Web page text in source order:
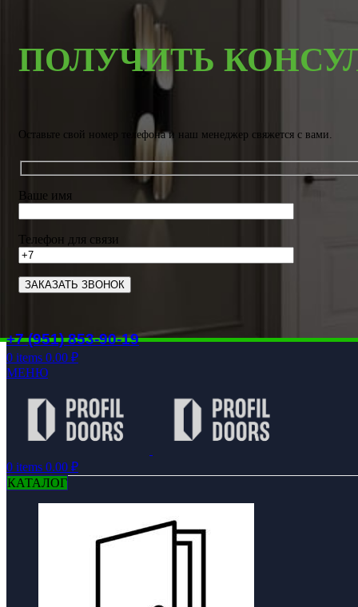
ПОЛУЧИТЬ
Оставьте свой номер телефона и наш менеджер свяжется с вами.
Ваше имя
Телефон для связи
+7 (951) 853-90-19
0 items 0.00 ₽
МЕНЮ
0 items 0.00 ₽
КАТАЛОГ